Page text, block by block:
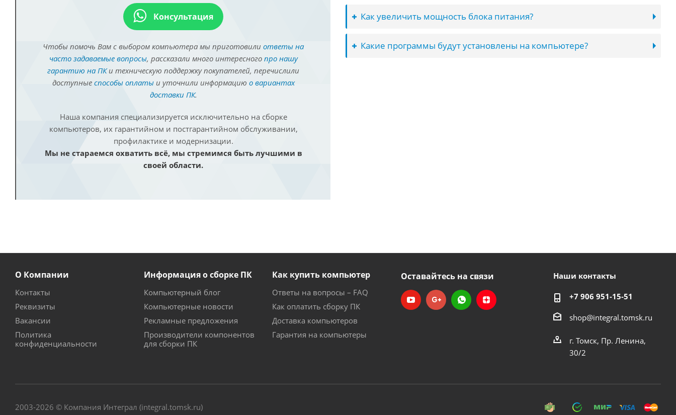
Консультация
Чтобы помочь Вам с выбором компьютера мы приготовили ответы на
часто задаваемые вопросы, рассказали много интересного про нашу
гарантию на ПКи техническую поддержку покупателей, перечислили
доступные способы оплатыи уточнили информацию о вариантах
доставки ПК.
Наша компания специализируется исключительно на сборке
компьютеров, их гарантийном и постгарантийном обслуживании,
профилактике и модернизации.
Мы не стараемся охватить всё, мы стремимся быть лучшими в
своей области.
Как увеличить мощность блока питания?
Какие программы будут установлены на компьютере?
О Компании
Контакты
Реквизиты
Вакансии
Политика
конфиденциальности
Информация о сборке ПК
Компьютерный блог
Компьютерные новости
Рекламные предложения
Производители компонентов
для сборки ПК
Как купить компьютер
Ответы на вопросы – FAQ
Как оплатить сборку ПК
Доставка компьютеров
Гарантия на компьютеры
Оставайтесь на связи Наши контакты
+7 906 951-15-51
shop@integral.tomsk.ru
г. Томск, Пр. Ленина,
30/2
2003-2026 © Компания Интеграл (integral.tomsk.ru)